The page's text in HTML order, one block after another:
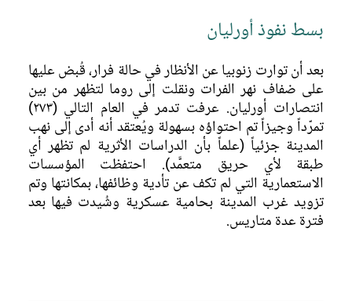
بسط نفوذ أورليان
بعد أن توارت زنوبيا عن الأنظار في حالة فرار، قُبض عليها
على ضفاف نهر الفرات ونقلت إلى روما لتظهر من بين
انتصارات أورليان. عرفت تدمر في العام التالي (٢٧٣)
تمرّداً وجيزاً تم احتواؤه بسهولة ويُعتقد أنه أدى إلى نهب
المدينة جزئياً (علماً بأن الدراسات الأثرية لم تظهر أي
طبقة لأي حريق متعمَّد). احتفظت المؤسسات
الاستعمارية التي لم تكف عن تأدية وظائفها، بمكانتها وتم
تزويد غرب المدينة بحامية عسكرية وشُيدت فيها بعد
فترة عدة متاريس.